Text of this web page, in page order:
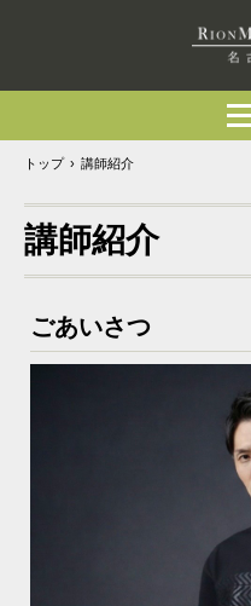
トップ › 講師紹介
講師紹介
ごあいさつ